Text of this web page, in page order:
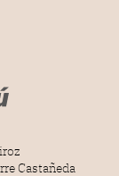
Castañeda